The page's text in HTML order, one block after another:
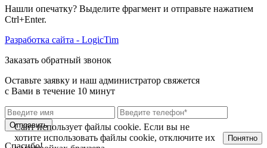
Нашли опечатку? Выделите фрагмент и отправьте нажатием
Ctrl+Enter.
Разработка сайта - LogicTim
Заказать обратный звонок
Оставьте заявку и наш администратор свяжется
с Вами в течение 10 минут
Отправить
Спасибо!
Сайт использует файлы cookie. Если вы не
хотите использовать файлы cookie, отключите их
Понятно